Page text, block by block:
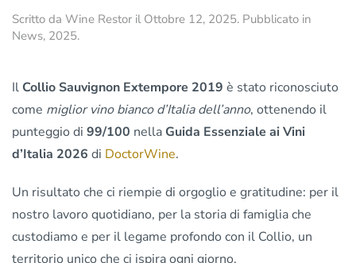
Scritto da Wine Restor il Ottobre 12, 2025. Pubblicato in
News, 2025.
Il Collio Sauvignon Extempore 2019 è stato riconosciuto
come miglior vino bianco d’Italia dell’anno, ottenendo il
punteggio di 99/100 nella Guida Essenziale ai Vini
d’Italia 2026 di DoctorWine.
Un risultato che ci riempie di orgoglio e gratitudine: per il
nostro lavoro quotidiano, per la storia di famiglia che
custodiamo e per il legame profondo con il Collio, un
territorio unico che ci ispira ogni giorno.